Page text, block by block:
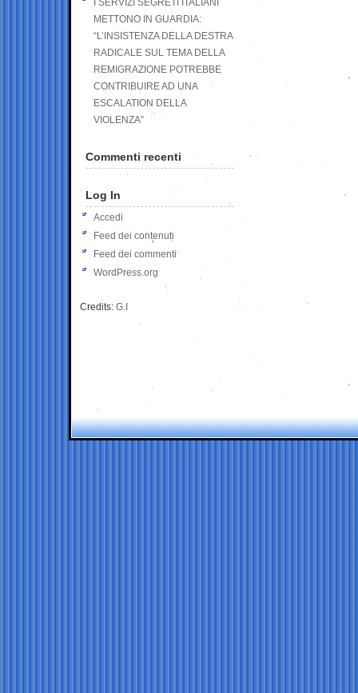
I SERVIZI SEGRETI ITALIANI
METTONO IN GUARDIA:
“L’INSISTENZA DELLA DESTRA
RADICALE SUL TEMA DELLA
REMIGRAZIONE POTREBBE
CONTRIBUIRE AD UNA
ESCALATION DELLA
VIOLENZA”
Commenti recenti
Log In
Accedi
Feed dei contenuti
Feed dei commenti
WordPress.org
Credits: G.I